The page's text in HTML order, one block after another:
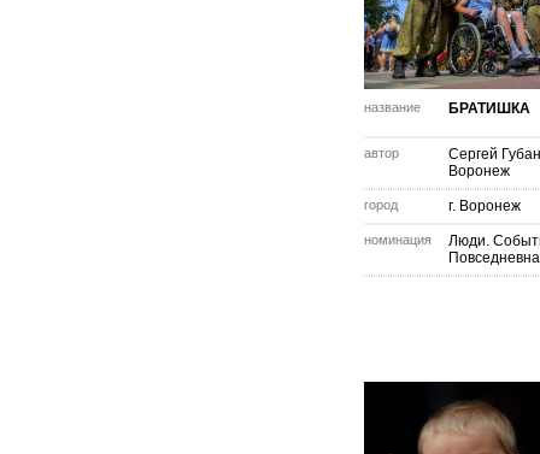
название БРАТИШКА
автор
Сергей
Воронеж
город г. Воронеж
номинация
Люди.